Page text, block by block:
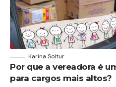
Karina Soltur
Por que a vereadora é
para cargos mais altos?